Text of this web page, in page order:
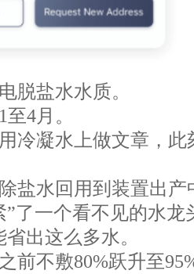
脱盐水水质。
4月。
冷凝水上做文章，
盐水回用到装置出
”了一个看不见的水龙
出这么多水。
前不敷80%跃升至